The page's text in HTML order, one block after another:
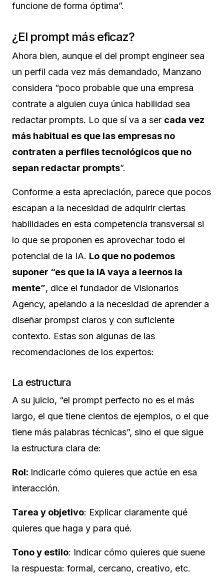
funcione de forma óptima”.
¿El prompt más eficaz?
Ahora bien, aunque el del prompt engineer sea
un perfil cada vez más demandado, Manzano
considera “poco probable que una empresa
contrate a alguien cuya única habilidad sea
redactar prompts. Lo que sí va a ser cada vez
más habitual es que las empresas no
contraten a perfiles tecnológicos que no
sepan redactar prompts”.
Conforme a esta apreciación, parece que pocos
escapan a la necesidad de adquirir ciertas
habilidades en esta competencia transversal si
lo que se proponen es aprovechar todo el
potencial de la IA. Lo que no podemos
suponer “es que la IA vaya a leernos la
mente”, dice el fundador de Visionarios
Agency, apelando a la necesidad de aprender a
diseñar prompst claros y con suficiente
contexto. Estas son algunas de las
recomendaciones de los expertos:
La estructura
A su juicio, “el prompt perfecto no es el más
largo, el que tiene cientos de ejemplos, o el que
tiene más palabras técnicas”, sino el que sigue
la estructura clara de:
Rol: Indicarle cómo quieres que actúe en esa
interacción.
Tarea y objetivo: Explicar claramente qué
quieres que haga y para qué.
Tono y estilo: Indicar cómo quieres que suene
la respuesta: formal, cercano, creativo, etc.